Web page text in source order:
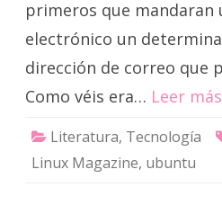
primeros que mandaran
electrónico un
dirección de correo que
Como véis era… Leer
Literatura, Tecnología
Linux Magazine, ubuntu